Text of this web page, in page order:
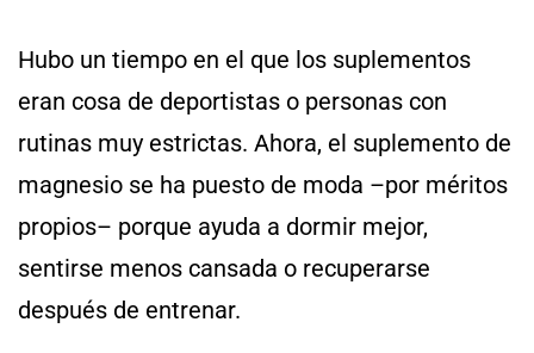
Hubo un tiempo en el que los suplementos
eran cosa de deportistas o personas con
rutinas muy estrictas. Ahora, el suplemento de
magnesio se ha puesto de moda –por méritos
propios– porque ayuda a dormir mejor,
sentirse menos cansada o recuperarse
después de entrenar.